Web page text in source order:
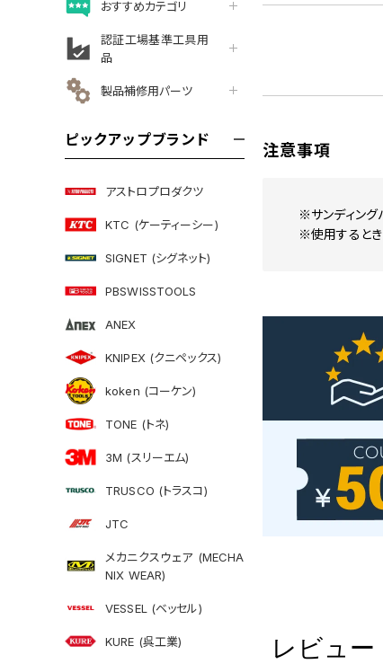
おすすめカテゴリ
認証工場基準工具用
品
製品補修用パーツ
ピックアップブランド
アストロプロダクツ
KTC (ケーティーシー)
SIGNET (シグネット)
PBSWISSTOOLS
ANEX
KNIPEX (クニペックス)
koken (コーケン)
TONE (トネ)
3M (スリーエム)
TRUSCO (トラスコ)
JTC
メカニクスウェア (MECHA
NIX WEAR)
VESSEL (ベッセル)
KURE (呉工業)
注意事項
※サンディング
※使用するとき
レビュー